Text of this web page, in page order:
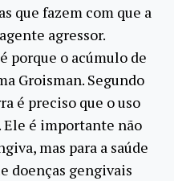
que fazem com que a
agressor.
porque o acúmulo de
Groisman. Segundo
é preciso que o uso
é importante não
mas para a saúde
doenças gengivais